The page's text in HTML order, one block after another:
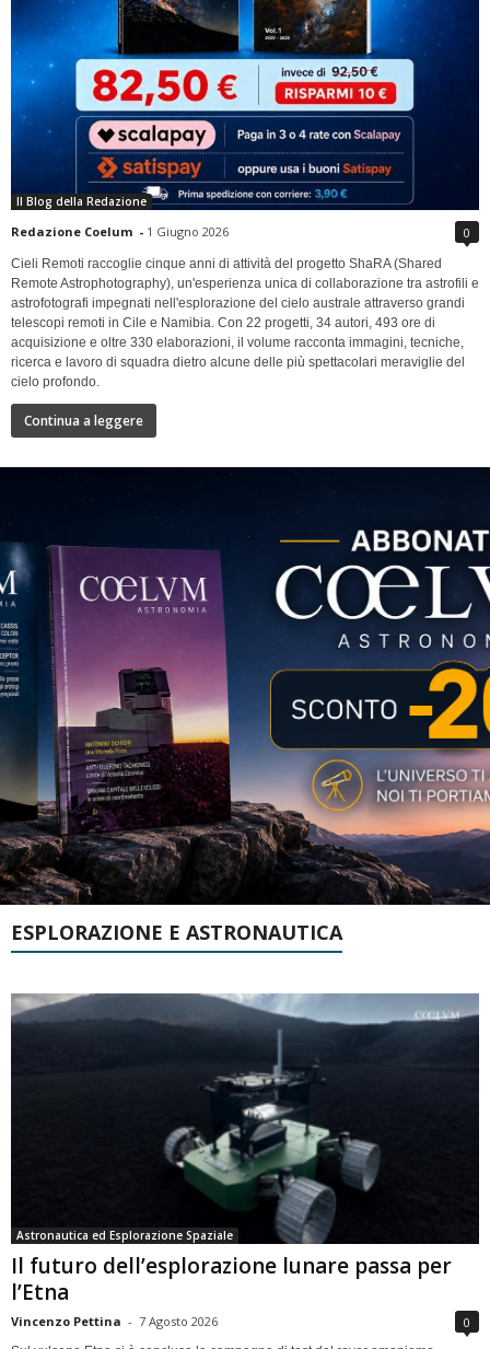
Il Blog della Redazione
Redazione Coelum - 1 Giugno 2026 0
Cieli Remoti raccoglie cinque anni di attività del progetto ShaRA (Shared
Remote Astrophotography), un'esperienza unica di collaborazione tra astrofili e
astrofotografi impegnati nell'esplorazione del cielo australe attraverso grandi
telescopi remoti in Cile e Namibia. Con 22 progetti, 34 autori, 493 ore di
acquisizione e oltre 330 elaborazioni, il volume racconta immagini, tecniche,
ricerca e lavoro di squadra dietro alcune delle più spettacolari meraviglie del
cielo profondo.
Continua a leggere
ESPLORAZIONE E ASTRONAUTICA
Astronautica ed Esplorazione Spaziale
Il futuro dell’esplorazione lunare passa per
l’Etna
Vincenzo Pettina - 7 Agosto 2026 0